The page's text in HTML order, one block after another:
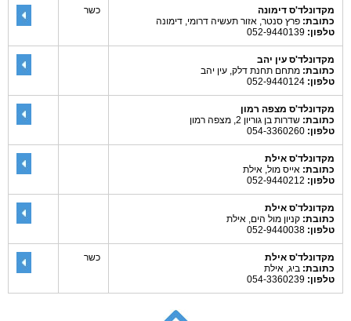
מקדונלד'ס דימונה
כתובת: פרץ סנטר, אזור תעשיה דרומי, דימונה
טלפון:
כשר
מקדונלד'ס עין יהב
כתובת: מתחם תחנת דלק, עין יהב
טלפון:
מקדונלד'ס מצפה רמון
כתובת: שדרות בן גוריון 2, מצפה רמון
טלפון:
מקדונלד'ס אילת
כתובת: אייס מול, אילת
טלפון:
מקדונלד'ס אילת
כתובת: קניון מול הים, אילת
טלפון:
מקדונלד'ס אילת
כתובת: ביג, אילת
טלפון:
כשר